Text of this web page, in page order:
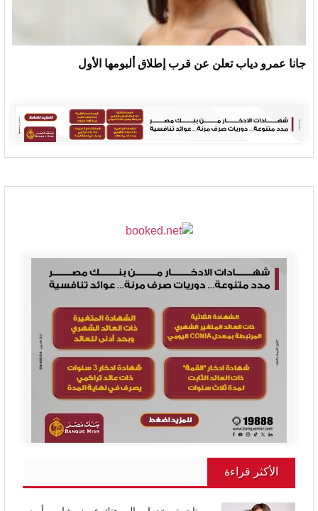
جانا عمرو دياب تعلن عن قرب إطلاق ألبومها الأول
الأكثر قراءة